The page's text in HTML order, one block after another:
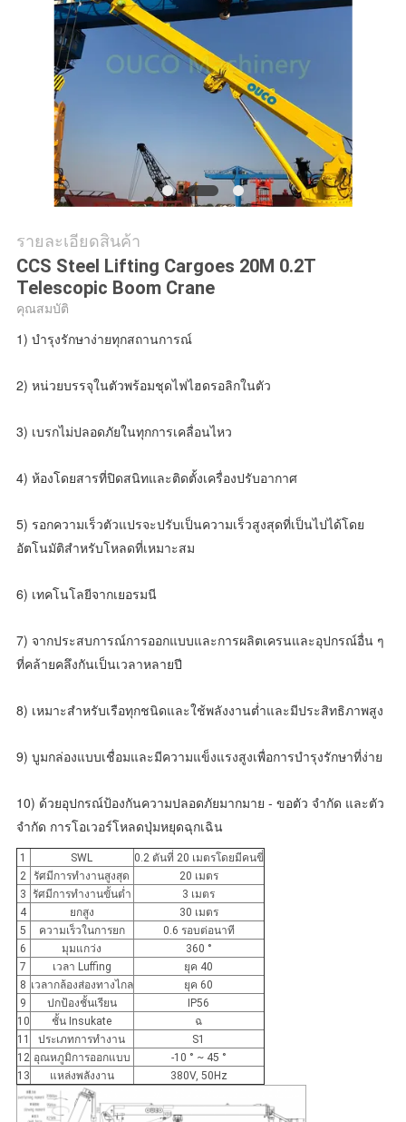
CONTACT
แผนผัง
เว็บไซต์
นโยบาย
ความ
เป็น
ส่วน
รายละเอียดสินค้า
CCS Steel Lifting Cargoes 20M 0.2T
Telescopic Boom Crane
คุณสมบัติ
1) บำรุงรักษาง่ายทุกสถานการณ์
2) หน่วยบรรจุในตัวพร้อมชุดไฟไฮดรอลิกในตัว
3) เบรกไม่ปลอดภัยในทุกการเคลื่อนไหว
4) ห้องโดยสารที่ปิดสนิทและติดตั้งเครื่องปรับอากาศ
5) รอกความเร็วตัวแปรจะปรับเป็นความเร็วสูงสุดที่เป็นไปได้โดย
อัตโนมัติสำหรับโหลดที่เหมาะสม
6) เทคโนโลยีจากเยอรมนี
7) จากประสบการณ์การออกแบบและการผลิตเครนและอุปกรณ์อื่น ๆ
ที่คล้ายคลึงกันเป็นเวลาหลายปี
8) เหมาะสำหรับเรือทุกชนิดและใช้พลังงานต่ำและมีประสิทธิภาพสูง
9) บูมกล่องแบบเชื่อมและมีความแข็งแรงสูงเพื่อการบำรุงรักษาที่ง่าย
10) ด้วยอุปกรณ์ป้องกันความปลอดภัยมากมาย - ขอตัว จำกัด และตัว
จำกัด การโอเวอร์โหลดปุ่มหยุดฉุกเฉิน
1 SWL
0.2 ตันที่ 20 เมตรโดยมีคนขี่
2
รัศมีการทำงานสูงสุด
20 เมตร
3
รัศมีการทำงานขั้นต่ำ
3 เมตร
4
ยกสูง
30 เมตร
5
ความเร็วในการยก
0.6 รอบต่อนาที
6
มุมแกว่ง
360 °
7
เวลา Luffing
ยุค 40
8 เวลากล้องส่องทางไกล
ยุค 60
9
ปกป้องชั้นเรียน
IP56
10
ชั้น Insukate
ฉ
11
ประเภทการทำงาน
S1
12 อุณหภูมิการออกแบบ
-10 ° ~ 45 °
13
แหล่งพลังงาน 380V, 50Hz